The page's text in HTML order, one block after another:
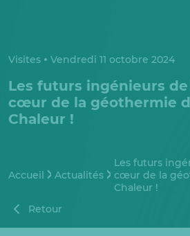
Visites Vendredi 11 octobre 2024
Les futurs ingénieurs de
cœur de la géothermie
Chaleur !
Accueil Actualités
Les futurs
cœur de la
Chaleur !
Retour